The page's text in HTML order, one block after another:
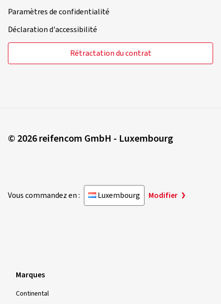
Paramètres de confidentialité
Déclaration d'accessibilité
Rétractation du contrat
© 2026 reifencom GmbH - Luxembourg
Vous commandez en : Luxembourg Modifier
Marques
Continental